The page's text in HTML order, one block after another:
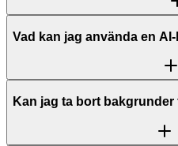
Vad kan jag använda en
Kan jag ta bort